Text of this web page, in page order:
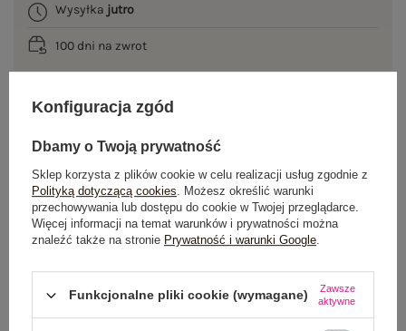
Wysyłka jutro
100 dni na zwrot
GŁÓWNE PARAMETRY
OPINIE O PRODUKCIE (0)
ZWROTY I REKLAMACJE
Konfiguracja zgód
Dbamy o Twoją prywatność
Sklep korzysta z plików cookie w celu realizacji usług zgodnie z
Polityką dotyczącą cookies. Możesz określić warunki
przechowywania lub dostępu do cookie w Twojej przeglądarce.
Więcej informacji na temat warunków i prywatności można
znaleźć także na stronie Prywatność i warunki Google.
Funkcjonalne pliki cookie (wymagane)
Zawsze
aktywne